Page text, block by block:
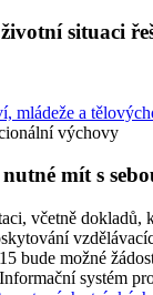
situaci
mládeže a
výchovy
mít s
včetně dokladů,
bude možné
systém